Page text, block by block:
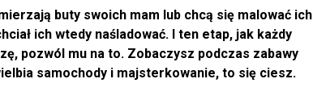
buty swoich mam lub chcą się malować ich
ich wtedy naśladować. I ten etap, jak każdy
pozwól mu na to. Zobaczysz podczas zabawy
samochody i majsterkowanie, to się ciesz.